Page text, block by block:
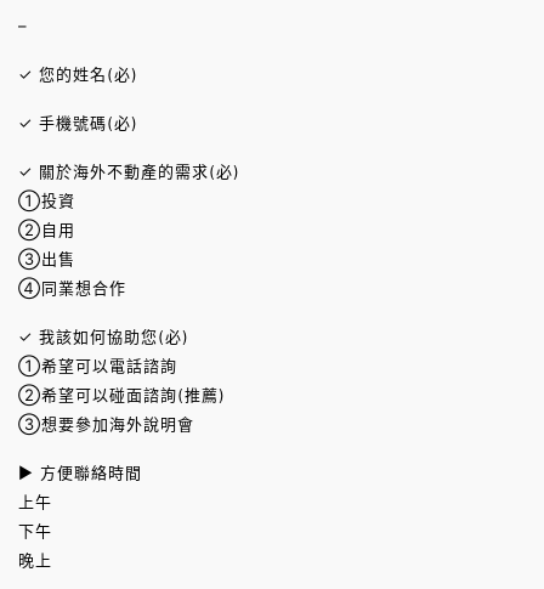
–
✓ 您的姓名(必)
✓ 手機號碼(必)
✓ 關於海外不動產的需求(必)
①投資
②自用
③出售
④同業想合作
✓ 我該如何協助您(必)
①希望可以電話諮詢
②希望可以碰面諮詢(推薦)
③想要參加海外說明會
► 方便聯絡時間
上午
下午
晚上